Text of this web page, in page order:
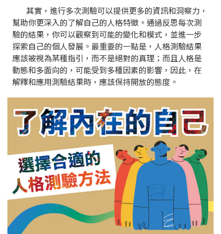
其實，進行多次測驗可以提供更多的資訊和洞察力，
幫助你更深入的了解自己的人格特徵。通過反思每次測
驗的結果，你可以觀察到可能的變化和模式，並進一步
探索自己的個人發展。最重要的一點是，人格測驗結果
應該被視為某種指引，而不是絕對的真理；而且人格是
動態和多面向的，可能受到多種因素的影響，因此，在
解釋和應用測驗結果時，應該保持開放的態度。